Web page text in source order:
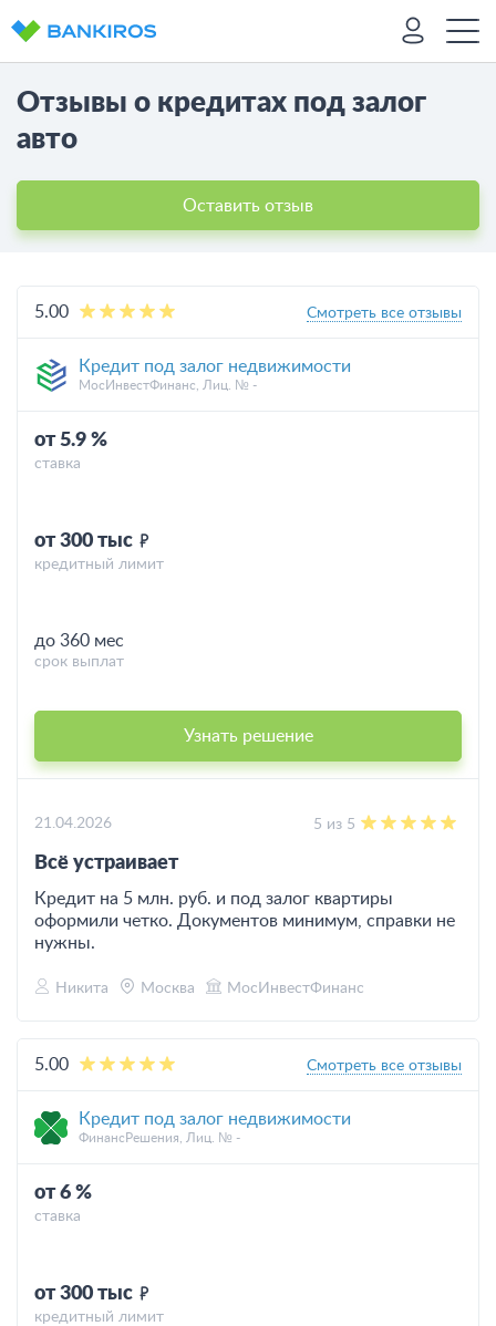
Отзывы о кредитах под залог
авто
Оставить отзыв
5.00 Смотреть все отзывы
Кредит под залог недвижимости
МосИнвестФинанс, Лиц. № -
от 5.9 %
ставка
от 300 тыс
кредитный лимит
до 360 мес
срок выплат
Узнать решение
21.04.2026 5 из 5
Всё устраивает
Кредит на 5 млн. руб. и под залог квартиры
оформили четко. Документов минимум, справки не
нужны.
Никита Москва МосИнвестФинанс
5.00 Смотреть все отзывы
Кредит под залог недвижимости
ФинансРешения, Лиц. № -
от 6 %
ставка
от 300 тыс
кредитный лимит